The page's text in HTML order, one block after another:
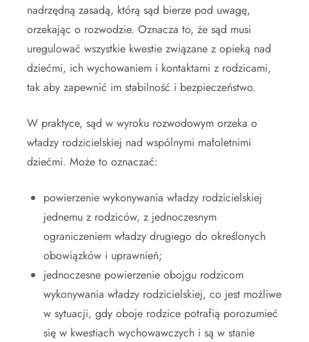
nadrzędną zasadą, którą sąd bierze pod uwagę,
orzekając o rozwodzie. Oznacza to, że sąd musi
uregulować wszystkie kwestie związane z opieką nad
dziećmi, ich wychowaniem i kontaktami z rodzicami,
tak aby zapewnić im stabilność i bezpieczeństwo.
W praktyce, sąd w wyroku rozwodowym orzeka o
władzy rodzicielskiej nad wspólnymi małoletnimi
dziećmi. Może to oznaczać:
powierzenie wykonywania władzy rodzicielskiej
jednemu z rodziców, z jednoczesnym
ograniczeniem władzy drugiego do określonych
obowiązków i uprawnień;
jednoczesne powierzenie obojgu rodzicom
wykonywania władzy rodzicielskiej, co jest możliwe
w sytuacji, gdy oboje rodzice potrafią porozumieć
się w kwestiach wychowawczych i są w stanie